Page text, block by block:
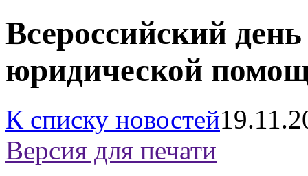
Всероссийский
юридической
К списку новостей
Версия для печати